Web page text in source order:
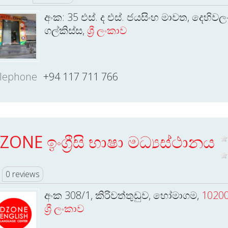
අංක: 35 එස්. ද එස්. ජයසිංහ මාවත,
ගල්කිස්ස, ශ්‍රී ලංකාව
+94 117 711 766
ඉංග්‍රීසි භාෂා මධ්‍යස්ථානය
0 reviews
අංක 308/1, කිරිවත්තුඩුව, හෝමාගම,
ශ්‍රී ලංකාව